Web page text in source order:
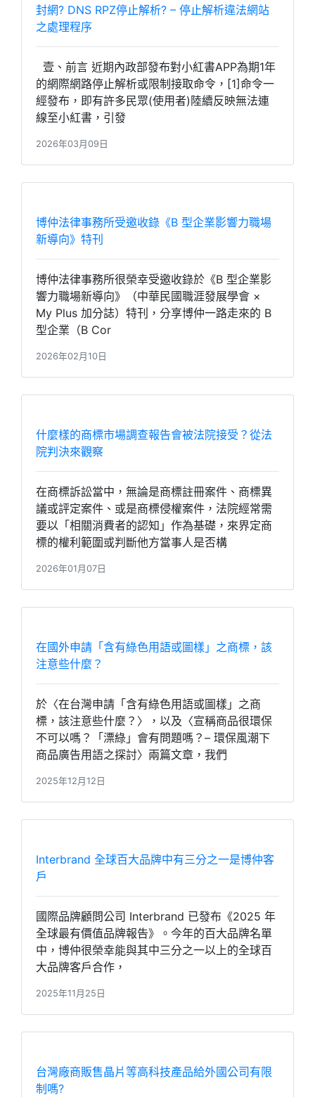
封網? DNS RPZ停止解析? – 停止解析違法網站
之處理程序
壹、前言 近期內政部發布對小紅書APP為期1年
的網際網路停止解析或限制接取命令，[1]命令一
經發布，即有許多民眾(使用者)陸續反映無法連
線至小紅書，引發
2026年03月09日
博仲法律事務所受邀收錄《B 型企業影響力職場
新導向》特刊
博仲法律事務所很榮幸受邀收錄於《B 型企業影
響力職場新導向》（中華民國職涯發展學會 ×
My Plus 加分誌）特刊，分享博仲一路走來的 B
型企業（B Cor
2026年02月10日
什麼樣的商標市場調查報告會被法院接受？從法
院判決來觀察
在商標訴訟當中，無論是商標註冊案件、商標異
議或評定案件、或是商標侵權案件，法院經常需
要以「相關消費者的認知」作為基礎，來界定商
標的權利範圍或判斷他方當事人是否構
2026年01月07日
在國外申請「含有綠色用語或圖樣」之商標，該
注意些什麼？
於〈在台灣申請「含有綠色用語或圖樣」之商
標，該注意些什麼？〉，以及〈宣稱商品很環保
不可以嗎？「漂綠」會有問題嗎？– 環保風潮下
商品廣告用語之探討〉兩篇文章，我們
2025年12月12日
Interbrand 全球百大品牌中有三分之一是博仲客
戶
國際品牌顧問公司 Interbrand 已發布《2025 年
全球最有價值品牌報告》。今年的百大品牌名單
中，博仲很榮幸能與其中三分之一以上的全球百
大品牌客戶合作，
2025年11月25日
台灣廠商販售晶片等高科技產品給外國公司有限
制嗎?